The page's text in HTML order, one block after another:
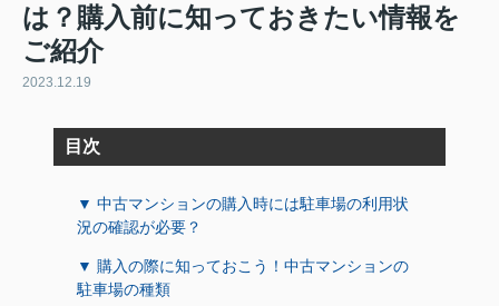
は？購入前に知っておきたい情報を
ご紹介
2023.12.19
目次
▼ 中古マンションの購入時には駐車場の利用状
況の確認が必要？
▼ 購入の際に知っておこう！中古マンションの
駐車場の種類